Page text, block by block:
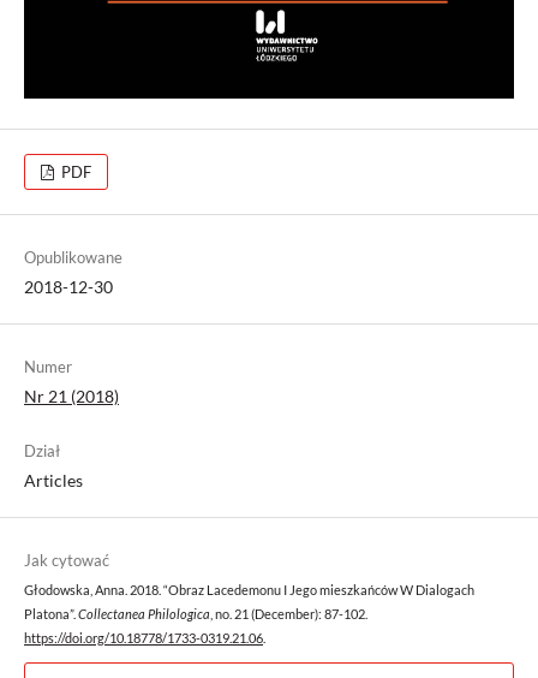
PDF
Opublikowane
2018-12-30
Numer
Nr 21 (2018)
Dział
Articles
Jak cytować
Głodowska, Anna. 2018. “Obraz Lacedemonu I Jego mieszkańców W Dialogach
Platona”. Collectanea Philologica , no. 21 (December): 87-102.
https://doi.org/10.18778/1733-0319.21.06